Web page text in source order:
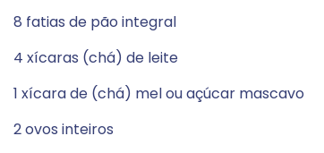
8 fatias de pão integral
4 xícaras (chá) de leite
1 xícara de (chá) mel ou açúcar mascavo
2 ovos inteiros